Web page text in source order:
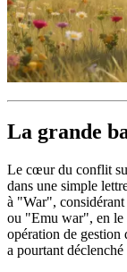
La grande
Le cœur du conflit
dans une simple
à "War",
ou "Emu war", en le
opération de gestion
a pourtant